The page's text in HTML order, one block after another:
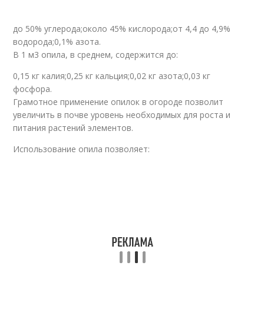
до 50% углерода;около 45% кислорода;от 4,4 до 4,9%
водорода;0,1% азота.
В 1 м3 опила, в среднем, содержится до:
0,15 кг калия;0,25 кг кальция;0,02 кг азота;0,03 кг
фосфора.
Грамотное применение опилок в огороде позволит
увеличить в почве уровень необходимых для роста и
питания растений элементов.
Использование опила позволяет: